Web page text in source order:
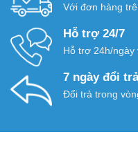
Với đơn hàng
Hỗ trợ 24/7
Hỗ trợ 24h/ngày
7 ngày đổi
Đổi trả trong